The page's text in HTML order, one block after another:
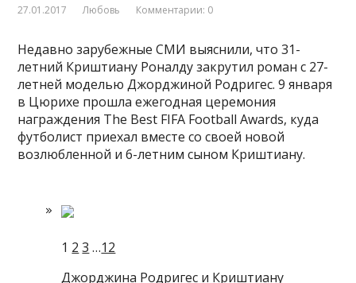
27.01.2017 Любовь Комментарии: 0
Недавно зарубежные СМИ выяснили, что 31-
летний Криштиану Роналду закрутил роман с 27-
летней моделью Джорджиной Родригес. 9 января
в Цюрихе прошла ежегодная церемония
награждения The Best FIFA Football Awards, куда
футболист приехал вместе со своей новой
возлюбленной и 6-летним сыном Криштиану.
1 2 3 …12
Джорджина Родригес и Криштиану